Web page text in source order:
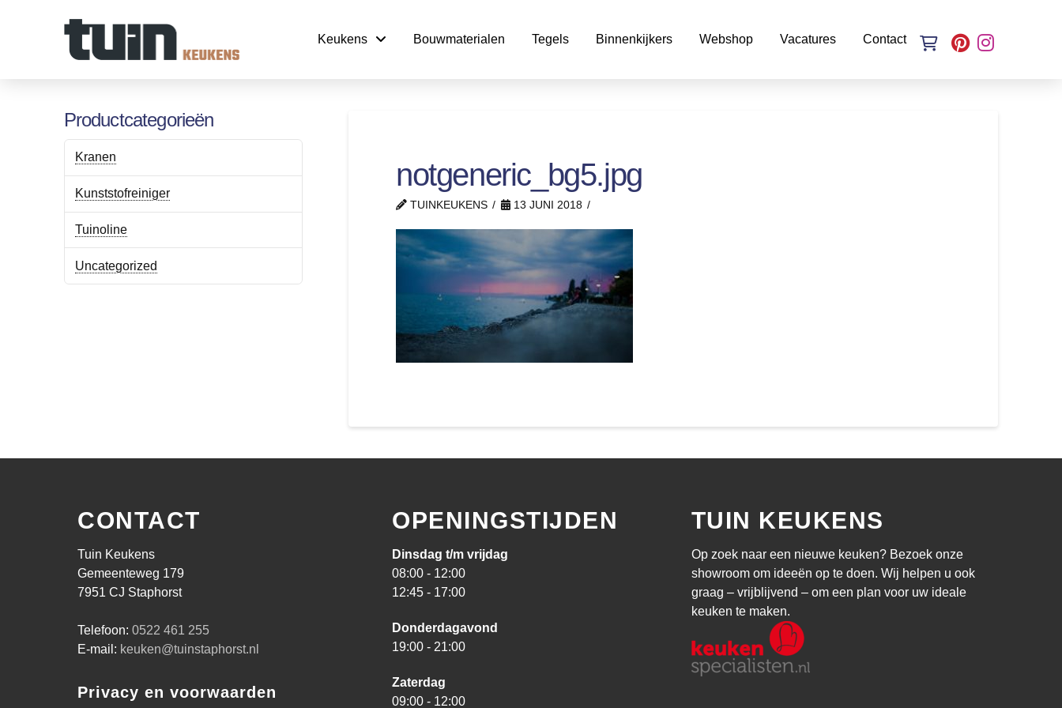
Keukens Bouwmaterialen Tegels Binnenkijkers Webshop Vacatures Contact
notgeneric_bg5.jpg
TUINKEUKENS 13 JUNI 2018
Productcategorieën
Kranen
Kunststofreiniger
Tuinoline
Uncategorized
CONTACT
Tuin Keukens
Gemeenteweg 179
7951 CJ Staphorst
Telefoon:0522 461 255
E-mail: keuken@tuinstaphorst.nl
Privacy en voorwaarden
OPENINGSTIJDEN
Dinsdag t/m vrijdag
08:00 - 12:00
12:45 - 17:00
Donderdagavond
19:00 - 21:00
Zaterdag
09:00 - 12:00
TUIN KEUKENS
Op zoek naar een nieuwe keuken? Bezoek onze
showroom om ideeën op te doen. Wij helpen u ook
graag – vrijblijvend – om een plan voor uw ideale
keuken te maken.